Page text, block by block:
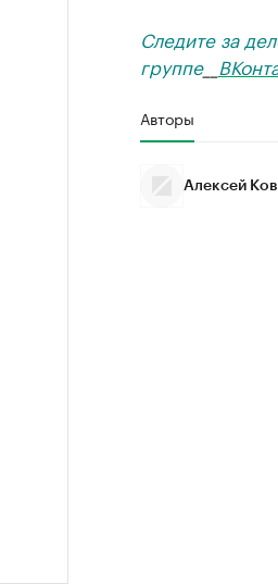
Следите за
группе__
Авторы
Алексей